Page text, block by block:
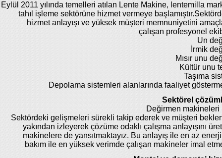
Eylül 2011 yılında temelleri atılan Lente Makine, lentemilla
tahıl işleme sektörüne hizmet vermeye
hizmet anlayışı ve yüksek müşteri memnuniyetini
çalışan profesyonel
Un
İrmik
Mısır unu
Kültür unu
Taşıma
Depolama sistemleri alanlarında faaliyet
Sektörel
Değirmen makineleri
Sektördeki gelişmeleri sürekli takip ederek ve müşteri
yakından izleyerek çözüme odaklı çalışma anlayışını
makinelere de yansıtmaktayız. Bu anlayış ile en az
bakım ile en yüksek verimde çalışan makineler imal